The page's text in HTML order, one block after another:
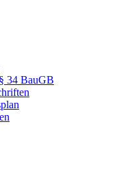
34 BauGB